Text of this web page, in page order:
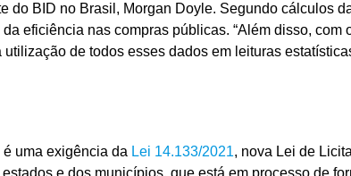
do BID no Brasil, Morgan Doyle. Segundo cálculos
eficiência nas compras públicas. “Além disso,
de todos esses dados em leituras
uma exigência da Lei 14.133/2021, nova Lei de
e dos municípios, que está em processo de